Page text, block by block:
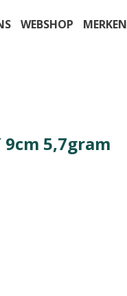
WEBSHOP MERKEN
5,7gram